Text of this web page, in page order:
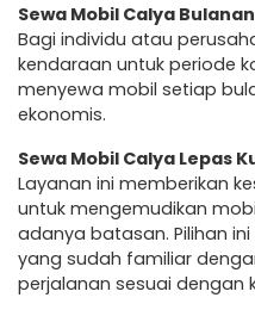
Sewa Mobil Calya
Bagi individu atau
kendaraan untuk periode
menyewa mobil setiap
ekonomis.
Sewa Mobil Calya Lepas
Layanan ini memberikan
untuk mengemudikan
adanya batasan. Pilihan
yang sudah familiar
perjalanan sesuai dengan